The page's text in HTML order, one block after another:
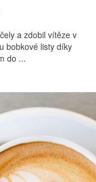
a zdobil vítěze v
bobkové listy díky
do ...